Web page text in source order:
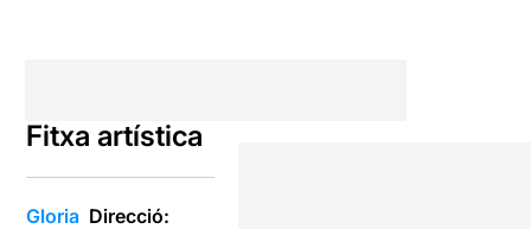
Fitxa artística
Gloria Direcció: